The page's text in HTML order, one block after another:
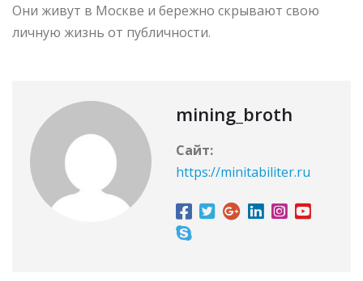
Они живут в Москве и бережно скрывают свою
личную жизнь от публичности.
mining_broth
Сайт:
https://minitabiliter.ru